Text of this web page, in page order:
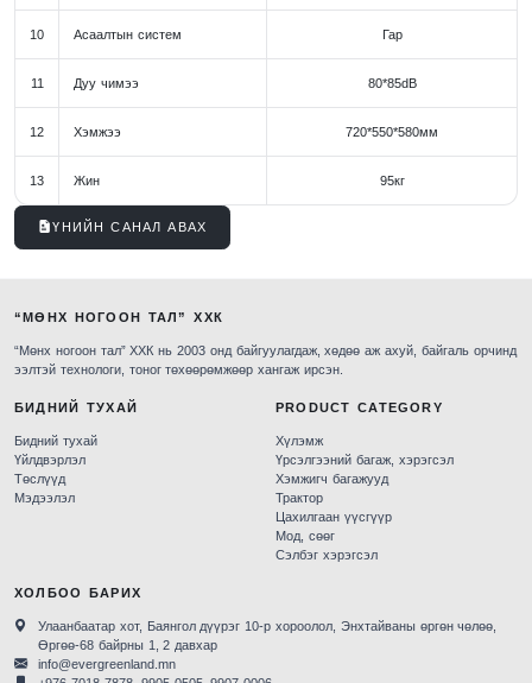
10 Асаалтын систем Гар
11 Дуу чимээ 80*85dB
12 Хэмжээ 720*550*580мм
13 Жин 95кг
ҮНИЙН САНАЛ АВАХ
“МӨНХ НОГООН ТАЛ” ХХК
“Мөнх ногоон тал” ХХК нь 2003 онд байгуулагдаж, хөдөө аж ахуй, байгаль орчинд
ээлтэй технологи, тоног төхөөрөмжөөр хангаж ирсэн.
БИДНИЙ ТУХАЙ
Бидний тухай
Үйлдвэрлэл
Төслүүд
Мэдээлэл
PRODUCT CATEGORY
Хүлэмж
Үрсэлгээний багаж, хэрэгсэл
Хэмжигч багажууд
Трактор
Цахилгаан үүсгүүр
Мод, сөөг
Сэлбэг хэрэгсэл
ХОЛБОО БАРИХ
Улаанбаатар хот, Баянгол дүүрэг 10-р хороолол, Энхтайваны өргөн чөлөө,
Өргөө-68 байрны 1, 2 давхар
info@evergreenland.mn